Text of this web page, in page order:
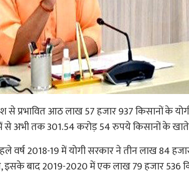
से प्रभावित आठ लाख 57 हजार 937 किसानों के
से अभी तक 301.54 करोड़ 54 रुपये किसानों के
वर्ष 2018-19 में योगी सरकार ने तीन लाख 84
बाद 2019-2020 में एक लाख 79 हजार 536